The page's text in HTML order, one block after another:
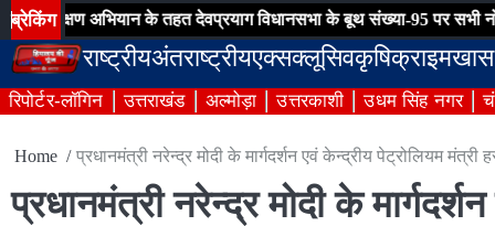
Skip
to
content
ब्रेकिंगके तहत देवप्रयाग विधानसभा के बूथ संख्या-95 पर सभी नोटिसों का हुआ
राष्ट्रीयअंतराष्ट्रीयएक्सक्लूसिवकृषिक्राइम
रिपोर्टर-लॉगिन उत्तराखंड अल्मोड़ा उत्तरकाशी उधम सिंह नगर
Home प्रधानमंत्री नरेन्द्र मोदी के मार्गदर्शन एवं केन्द्रीय पेट्रोलियम
प्रधानमंत्री नरेन्द्र मोदी के